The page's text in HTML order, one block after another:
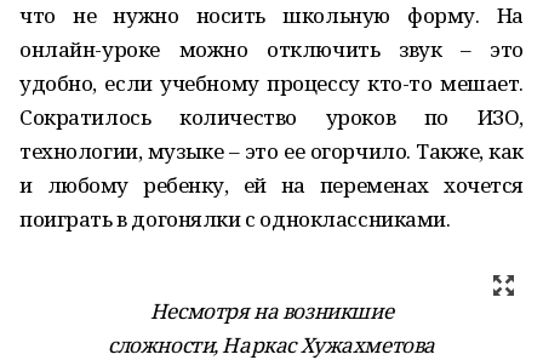
что не нужно носить школьную форму. На
онлайн-уроке можно отключить звук – это
удобно, если учебному процессу кто-то мешает.
Сократилось количество уроков по ИЗО,
технологии, музыке – это ее огорчило. Также, как
и любому ребенку, ей на переменах хочется
поиграть в догонялки с одноклассниками.
Несмотря на возникшие
сложности, Наркас Хужахметова